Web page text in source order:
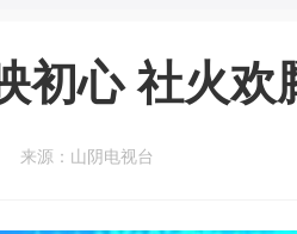
初心 社火欢
来源：山阴电视台